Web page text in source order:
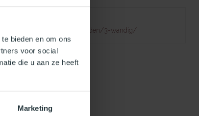
bieden en om ons
voor social
die u aan ze heeft
Marketing
platdakramen/wanden/3-wandig/